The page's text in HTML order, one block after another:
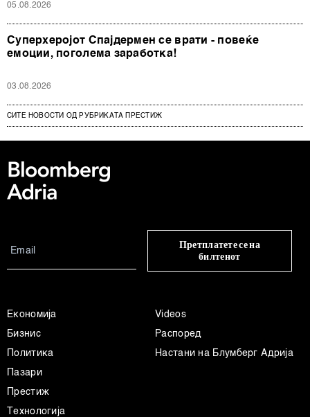
05.08.2026
Суперхеројот Спајдермен се врати - повеќе
емоции, поголема заработка!
03.08.2026
СИТЕ НОВОСТИ ОД РУБРИКАТА ПРЕСТИЖ
Претплатете се на
билтенот
Економија
Бизнис
Политика
Пазари
Престиж
Технологија
Videos
Распоред
Настани на Блумберг Адрија